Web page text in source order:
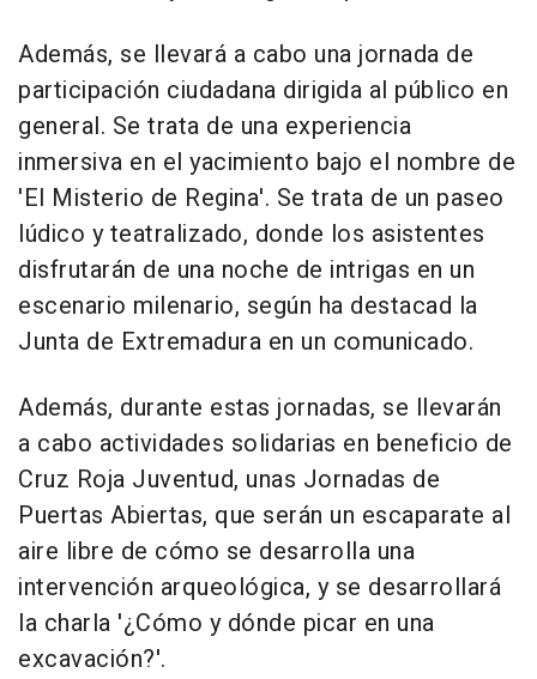
Además, se llevará a cabo una jornada de
participación ciudadana dirigida al público en
general. Se trata de una experiencia
inmersiva en el yacimiento bajo el nombre de
'El Misterio de Regina'. Se trata de un paseo
lúdico y teatralizado, donde los asistentes
disfrutarán de una noche de intrigas en un
escenario milenario, según ha destacad la
Junta de Extremadura en un comunicado.
Además, durante estas jornadas, se llevarán
a cabo actividades solidarias en beneficio de
Cruz Roja Juventud, unas Jornadas de
Puertas Abiertas, que serán un escaparate al
aire libre de cómo se desarrolla una
intervención arqueológica, y se desarrollará
la charla '¿Cómo y dónde picar en una
excavación?'.